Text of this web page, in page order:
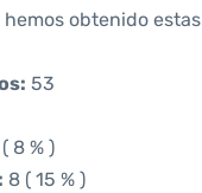
obtenido estas
53
8 % )
8 ( 15 % )